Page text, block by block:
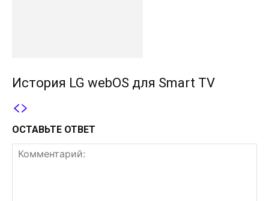
История LG webOS для Smart TV
ОСТАВЬТЕ ОТВЕТ